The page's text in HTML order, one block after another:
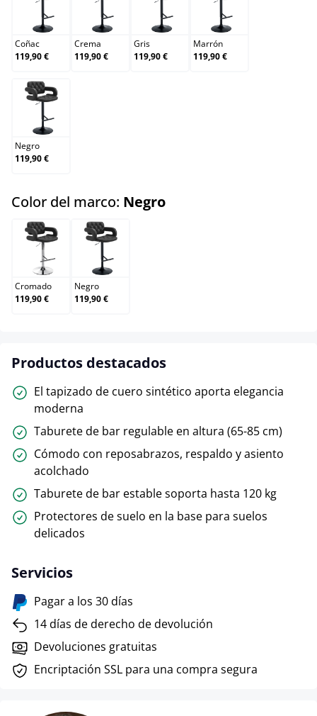
Coñac
Coñac
119,90 €
Crema
Crema
119,90 €
Gris
Gris
119,90 €
Marrón
Marrón
119,90 €
Negro
Negro
119,90 €
Color del marco: Negroselect
Cromado
Cromado
119,90 €
Negro
Negro
119,90 €
Productos destacados
El tapizado de cuero sintético aporta elegancia
moderna
Taburete de bar regulable en altura (65-85 cm)
Cómodo con reposabrazos, respaldo y asiento
acolchado
Taburete de bar estable soporta hasta 120 kg
Protectores de suelo en la base para suelos
delicados
Servicios
Pagar a los 30 días
14 días de derecho de devolución
Devoluciones gratuitas
Encriptación SSL para una compra segura